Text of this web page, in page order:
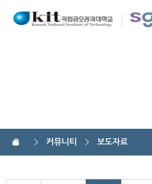
커뮤니티 보도자료